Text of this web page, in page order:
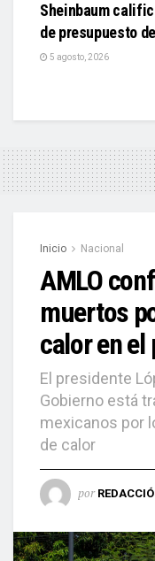
Sheinbaum
de presupuesto
5 agosto, 2026
Inicio Nacional
AMLO
muertos
calor en el
El presidente
Gobierno está
mexicanos por
de calor
por